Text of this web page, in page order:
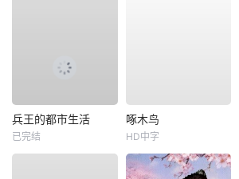
兵王的都市生活
已完结
啄木鸟
HD中字